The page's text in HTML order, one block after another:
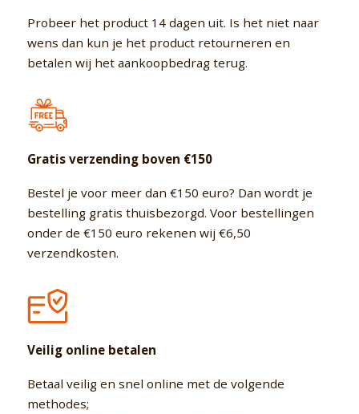
Infrarood sauna's in één
Custom serie
Zoek IR sauna voor 3
personen
personen
Zoek IR sauna voor 5
6 persoons ir sauna
Zoek IR sauna voor 6
Volwaardige Finse &
Infrarood sauna's in één
standaard maten
Diverse afmetingen mogelijk
Thermo Cube
Gagelvenseweg 29
6604BE Wijchen
4508AD Waterlandkerkje
Probeer het product 14 dagen uit. Is het niet naar
wens dan kun je het product retourneren en
betalen wij het aankoopbedrag terug.
Gratis verzending boven €150
Bestel je voor meer dan €150 euro? Dan wordt je
bestelling gratis thuisbezorgd. Voor bestellingen
onder de €150 euro rekenen wij €6,50
verzendkosten.
Veilig online betalen
Betaal veilig en snel online met de volgende
methodes;